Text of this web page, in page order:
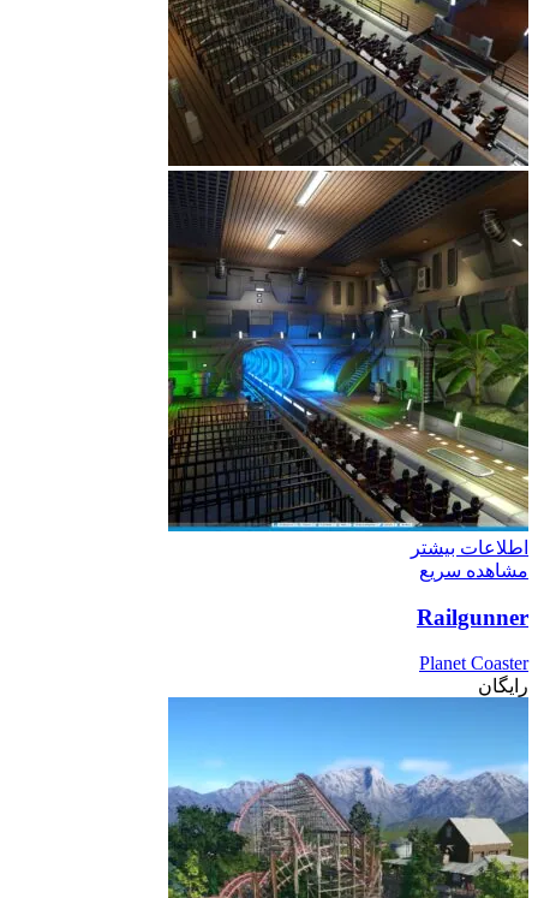
اطلاعات بیشتر
مشاهده سریع
Railgunner
Planet Coaster
رایگان